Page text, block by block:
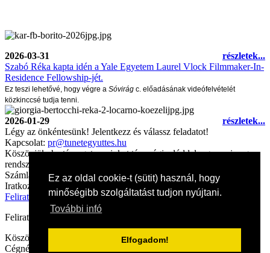
Ez az oldal cookie-t (sütit) használ, hogy
minőségibb szolgáltatást tudjon nyújtani.
További infó
Elfogadom!
2026-03-31
részletek...
Szabó Réka kapta idén a Yale Egyetem Laurel Vlock Filmmaker-In-
Residence Fellowship-jét.
Ez teszi lehetővé, hogy végre a Sóvirág c. előadásának videófelvételét
közkinccsé tudja tenni.
2026-01-29
részletek...
Légy az önkéntesünk! Jelentkezz és válassz feladatot!
Kapcsolat: pr@tunetegyuttes.hu
Köszönjük, ha támogatsz minket társasági adóddal, egyszeri vagy
rendszeres átutalással.
Számlaszámunk:11702036-29906060-00000000
Iratkozz fel hírlevelünkre
Feliratkozás
Feliratkozással elfogadod az
Köszönjük, ha adód 1%-ával a Tünet Együttest támogatod.
Cégnév: